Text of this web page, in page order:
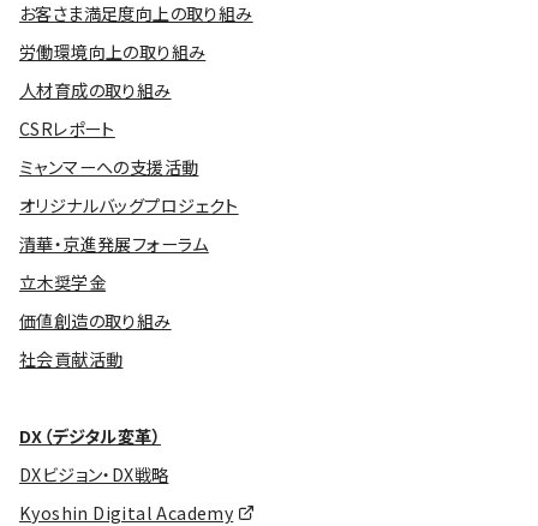
お客さま満足度向上の取り組み
労働環境向上の取り組み
人材育成の取り組み
CSRレポート
ミャンマーへの支援活動
オリジナルバッグプロジェクト
清華・京進発展フォーラム
立木奨学金
価値創造の取り組み
社会貢献活動
DX（デジタル変革）
DXビジョン・DX戦略
Kyoshin Digital Academy